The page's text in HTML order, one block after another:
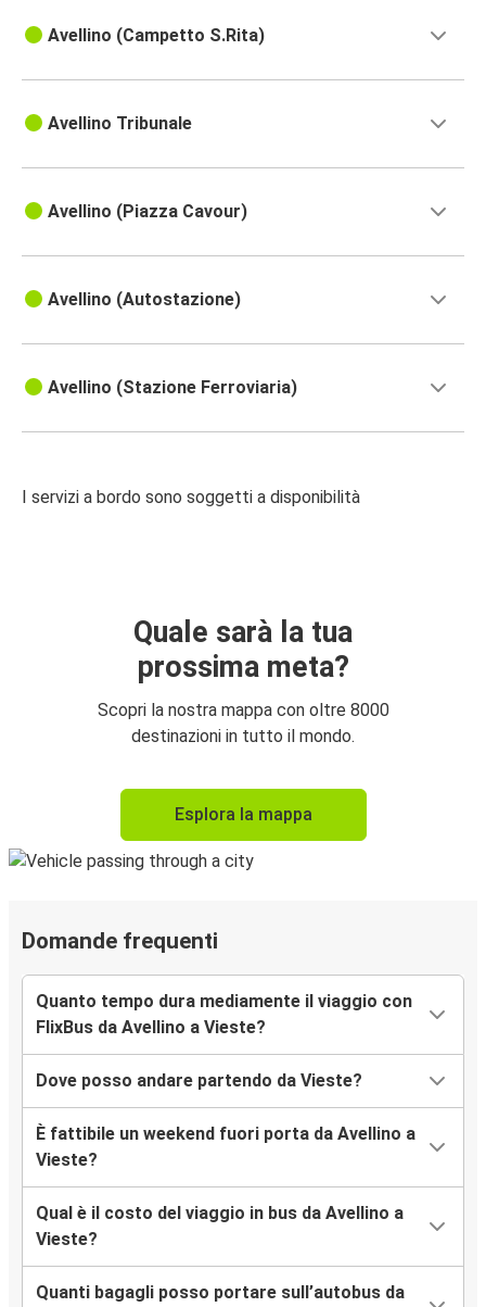
Avellino (Campetto S.Rita)
Avellino Tribunale
Avellino (Piazza Cavour)
Avellino (Autostazione)
Avellino (Stazione Ferroviaria)
I servizi a bordo sono soggetti a disponibilità
Quale sarà la tua
prossima meta?
Scopri la nostra mappa con oltre 8000
destinazioni in tutto il mondo.
Esplora la mappa
Domande frequenti
Quanto tempo dura mediamente il viaggio con
FlixBus da Avellino a Vieste?
Dove posso andare partendo da Vieste?
È fattibile un weekend fuori porta da Avellino a
Vieste?
Qual è il costo del viaggio in bus da Avellino a
Vieste?
Quanti bagagli posso portare sull’autobus da